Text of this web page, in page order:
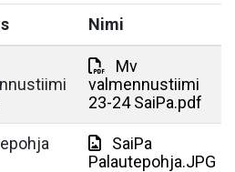
Nimi
Mv
valmennustiimi
23-24 SaiPa.pdf
SaiPa
Palautepohja.JPG